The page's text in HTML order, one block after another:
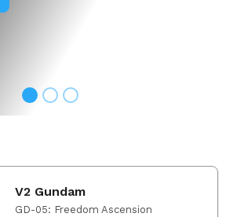
V2 Gundam
GD-05: Freedom Ascension